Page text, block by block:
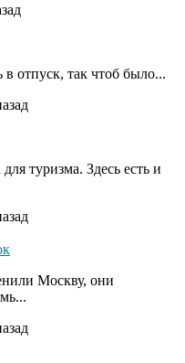
отпуск, так чтоб было...
туризма. Здесь есть и
Москву, они